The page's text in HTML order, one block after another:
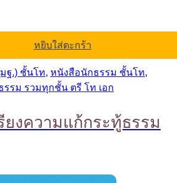
หยิบใส่ตะกร้า
ฐ.) ชั้นโท, หนังสือนักธรรม ชั้นโท,
รรม รวมทุกชั้น ตรี โท เอก
ยงความแก้กระทู้ธรรม